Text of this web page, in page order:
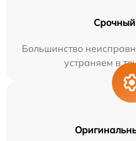
Большинство
устраняем в